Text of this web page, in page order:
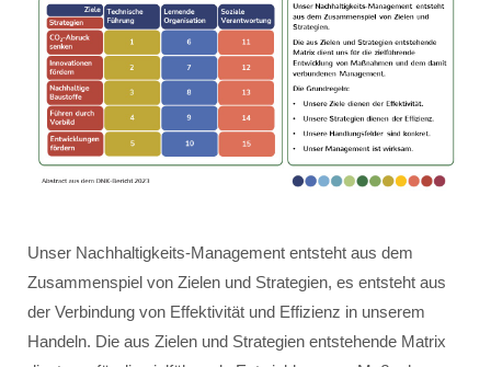
Unser Nachhaltigkeits-Management entsteht aus dem
Zusammenspiel von Zielen und Strategien, es entsteht aus
der Verbindung von Effektivität und Effizienz in unserem
Handeln. Die aus Zielen und Strategien entstehende Matrix